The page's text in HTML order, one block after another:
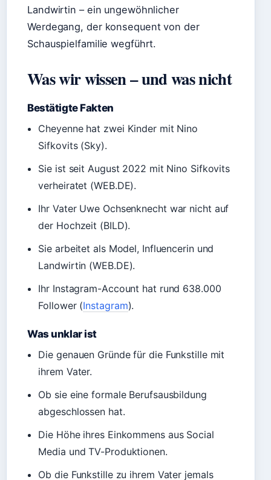
Landwirtin – ein ungewöhnlicher
Werdegang, der konsequent von der
Schauspielfamilie wegführt.
Was wir wissen – und was nicht
Bestätigte Fakten
Cheyenne hat zwei Kinder mit Nino
Sifkovits (Sky).
Sie ist seit August 2022 mit Nino Sifkovits
verheiratet (WEB.DE).
Ihr Vater Uwe Ochsenknecht war nicht auf
der Hochzeit (BILD).
Sie arbeitet als Model, Influencerin und
Landwirtin (WEB.DE).
Ihr Instagram-Account hat rund 638.000
Follower (Instagram).
Was unklar ist
Die genauen Gründe für die Funkstille mit
ihrem Vater.
Ob sie eine formale Berufsausbildung
abgeschlossen hat.
Die Höhe ihres Einkommens aus Social
Media und TV-Produktionen.
Ob die Funkstille zu ihrem Vater jemals